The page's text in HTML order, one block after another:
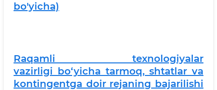
bo'yicha)
Raqamli texnologiyalar
vazirligi bo‘yicha tarmoq, shtatlar va
kontingentga doir rejaning bajarilishi